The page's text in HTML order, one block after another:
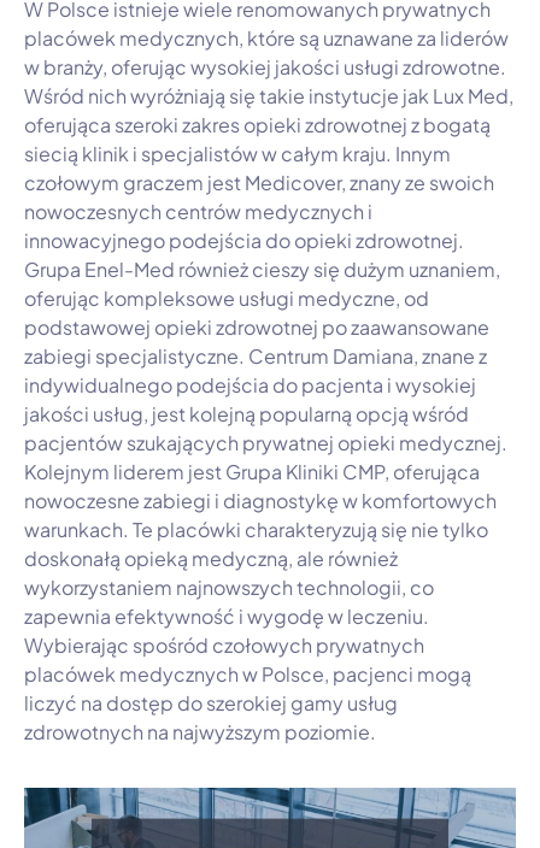
W Polsce istnieje wiele renomowanych prywatnych
placówek medycznych, które są uznawane za liderów
w branży, oferując wysokiej jakości usługi zdrowotne.
Wśród nich wyróżniają się takie instytucje jak Lux Med,
oferująca szeroki zakres opieki zdrowotnej z bogatą
siecią klinik i specjalistów w całym kraju. Innym
czołowym graczem jest Medicover, znany ze swoich
nowoczesnych centrów medycznych i
innowacyjnego podejścia do opieki zdrowotnej.
Grupa Enel-Med również cieszy się dużym uznaniem,
oferując kompleksowe usługi medyczne, od
podstawowej opieki zdrowotnej po zaawansowane
zabiegi specjalistyczne. Centrum Damiana, znane z
indywidualnego podejścia do pacjenta i wysokiej
jakości usług, jest kolejną popularną opcją wśród
pacjentów szukających prywatnej opieki medycznej.
Kolejnym liderem jest Grupa Kliniki CMP, oferująca
nowoczesne zabiegi i diagnostykę w komfortowych
warunkach. Te placówki charakteryzują się nie tylko
doskonałą opieką medyczną, ale również
wykorzystaniem najnowszych technologii, co
zapewnia efektywność i wygodę w leczeniu.
Wybierając spośród czołowych prywatnych
placówek medycznych w Polsce, pacjenci mogą
liczyć na dostęp do szerokiej gamy usług
zdrowotnych na najwyższym poziomie.